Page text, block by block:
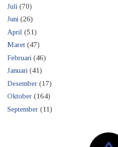
Juli (70)
Juni (26)
April (51)
Maret (47)
Februari (46)
Januari (41)
Desember (17)
Oktober (164)
September (11)